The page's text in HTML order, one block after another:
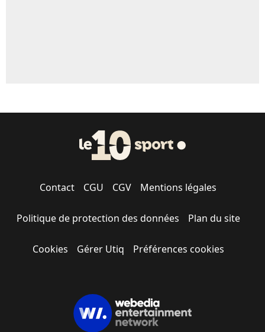
Contact CGU CGV Mentions légales
Politique de protection des données Plan du site
Cookies Gérer Utiq Préférences cookies